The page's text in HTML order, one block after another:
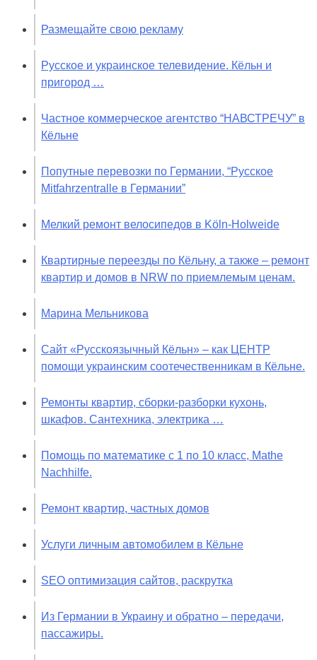
Размещайте свою рекламу
Русское и украинское телевидение. Кёльн и
пригород …
Частное коммерческое агентство “НАВСТРЕЧУ” в
Кёльне
Попутные перевозки по Германии, “Русское
Mitfahrzentralle в Германии”
Мелкий ремонт велосипедов в Köln-Holweide
Квартирные переезды по Кёльну, а также – ремонт
квартир и домов в NRW по приемлемым ценам.
Марина Мельникова
Сайт «Русскоязычный Кёльн» – как ЦЕНТР
помощи украинским соотечественникам в Кёльне.
Ремонты квартир, сборки-разборки кухонь,
шкафов. Сантехника, электрика …
Помощь по математике с 1 по 10 класс, Mathe
Nachhilfe.
Ремонт квартир, частных домов
Услуги личным автомобилем в Кёльне
SEO оптимизация сайтов, раскрутка
Из Германии в Украину и обратно – передачи,
пассажиры.